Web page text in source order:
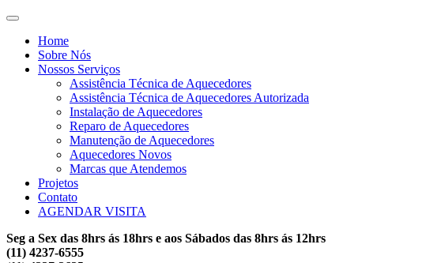
Home
Sobre Nós
Nossos Serviços
Assistência Técnica de Aquecedores
Assistência Técnica de Aquecedores Autorizada
Instalação de Aquecedores
Reparo de Aquecedores
Manutenção de Aquecedores
Aquecedores Novos
Marcas que Atendemos
Projetos
Contato
AGENDAR VISITA
Seg a Sex das 8hrs ás 18hrs e aos Sábados das 8hrs ás 12hrs
(11) 4237-6555